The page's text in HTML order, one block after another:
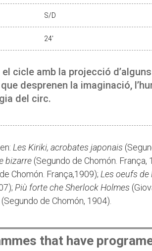
S/D
24'
el cicle amb la projecció
desprenen la imaginació,
del circ.
Les Kiriki, acrobates japonais
bizarre (Segundo de Chomón. França,
Chomón. França,1909); Les oeufs de
Più forte che Sherlock Holmes
(Segundo de Chomón, 1904).
that have